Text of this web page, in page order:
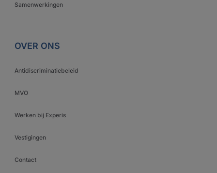
Samenwerkingen
OVER ONS
Antidiscriminatiebeleid
MVO
Werken bij Experis
Vestigingen
Contact